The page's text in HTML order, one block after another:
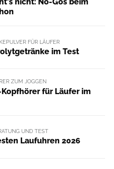
FÜR LÄUFER
im Test
ZUM JOGGEN
für Läufer im
UND TEST
Laufuhren 2026